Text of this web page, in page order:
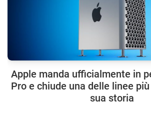
Apple manda ufficialmente in
Pro e chiude una delle linee
sua storia